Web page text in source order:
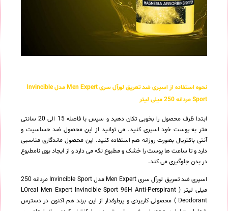
نحوه استفاده از اسپری ضد تعریق لورآل سری Men Expert مدل Invincible
Sport مردانه 250 میلی لیتر
ابتدا ظرف محصول را بخوبی تکان دهید و سپس با فاصله 15 الی 20 سانتی
متر به پوست خود اسپری کنید. می توانید از این محصول ضد حساسیت و
آنتی باکتریال بصورت روزانه هم استفاده کنید. این محصول ماندگاری مناسبی
دارد و تا ساعت ها پوست را خشک و مطبوع نگه می دارد و از ایجاد بوی نامطبوع
در بدن جلوگیری می کند.
اسپری ضد تعریق لورآل سری Men Expert مدل Invincible Sport مردانه 250
میلی لیتر ( LOreal Men Expert Invincible Sport 96H Anti-Perspirant
Deodorant ) محصولی کاربردی و پرطرفدار از این برند هم اکنون در دسترس